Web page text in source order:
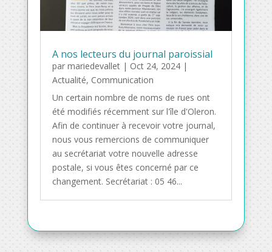
A nos lecteurs du journal paroissial
par mariedevallet| Oct 24, 2024|
Actualité, Communication
Un certain nombre de noms de rues ont
été modifiés récemment sur l'île d'Oleron.
Afin de continuer à recevoir votre journal,
nous vous remercions de communiquer
au secrétariat votre nouvelle adresse
postale, si vous êtes concerné par ce
changement. Secrétariat : 05 46...